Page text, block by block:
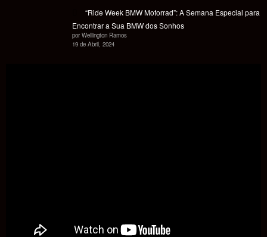
“Ride Week BMW Motorrad”: A Semana Especial para
Encontrar a Sua BMW dos Sonhos
por Wellington Ramos
19 de Abril, 2024